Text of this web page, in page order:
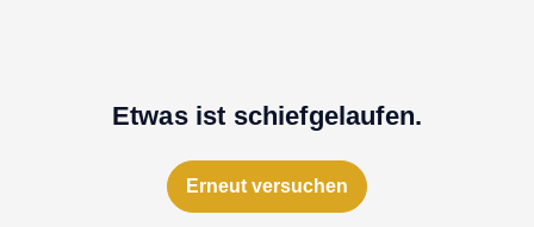
Etwas ist schiefgelaufen.
Erneut versuchen